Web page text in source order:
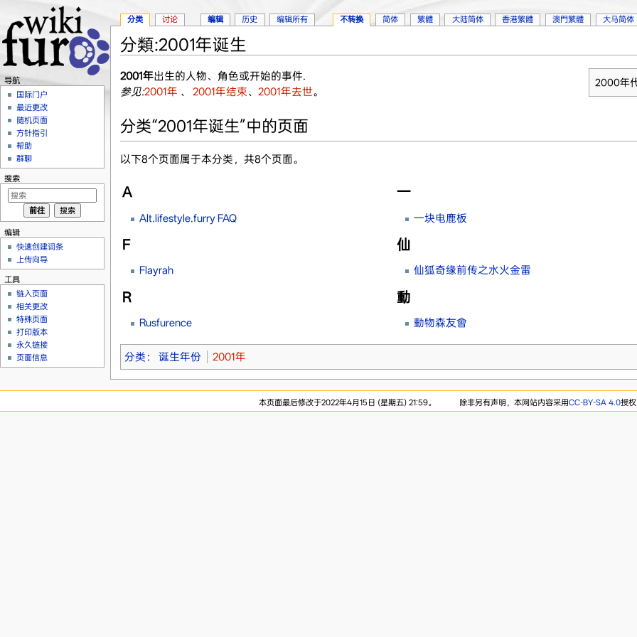
分類:2001年诞生
2000年
2001年出生的人物、角色或开始的事件.
参见:2001年 、 2001年结束、 2001年去世。
分类“2001年诞生”中的页面
以下8个页面属于本分类，共8个页面。
A
Alt.lifestyle.furry FAQ
F
Flayrah
R
Rusfurence
一
一块电鹿板
仙
仙狐奇缘前传之水火金雷
動
動物森友會
分类 ： 诞生年份 2001年
分类 讨论 编辑 历史 编辑所有 不转换 简体 繁體 大陆简体 香港繁體 澳門繁體 大马简体
导航
国际门户
最近更改
随机页面
方针指引
帮助
群聊
搜索
编辑
快速创建词条
上传向导
工具
链入页面
相关更改
特殊页面
打印版本
永久链接
页面信息
本页面最后修改于2022年4月15日 (星期五) 21:59。 除非另有声明，本网站内容采用CC-BY-SA 4.0授权